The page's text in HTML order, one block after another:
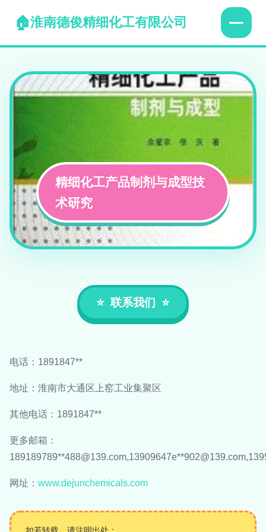
淮南德俊精细化工有限公司
精细化工产品制剂与成型技
术研究
联系我们
电话：1891847**
地址：淮南市大通区上窑工业集聚区
其他电话：1891847**
更多邮箱：
189189789**488@139.com,13909647e**902@139.com
网址： www.dejunchemicals.com